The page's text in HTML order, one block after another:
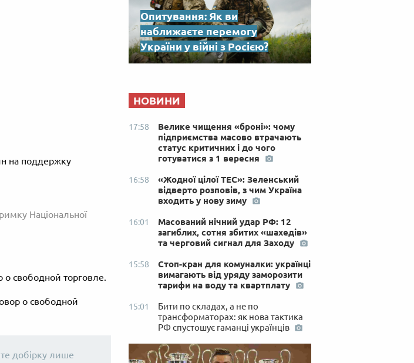
на поддержку
Національної
о свободной торговле.
о свободной
добірку лише
Опитування: Як ви
наближаєте перемогу
України у війні з Росією?
НОВИНИ
17:58
Велике чищення «броні»: чому
підприємства масово втрачають
статус критичних і до чого
готуватися з 1 вересня
16:58
«Жодної цілої ТЕС»: Зеленський
відверто розповів, з чим Україна
входить у нову зиму
16:01
Масований нічний удар РФ: 12
загиблих, сотня збитих «шахедів»
та черговий сигнал для Заходу
15:58
Стоп-кран для комуналки: українці
вимагають від уряду заморозити
тарифи на воду та квартплату
15:01
Бити по складах, а не по
трансформаторах: як нова тактика
РФ спустошує гаманці українців